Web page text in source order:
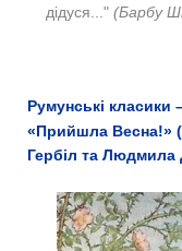
дідуся..." (Барбу
Румунські класики
«Прийшла Весна!»
Гербіл та